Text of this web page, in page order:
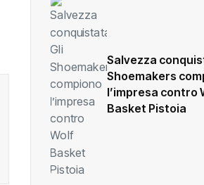
Salvezza
Shoemakers
l’impresa contro
Basket Pistoia